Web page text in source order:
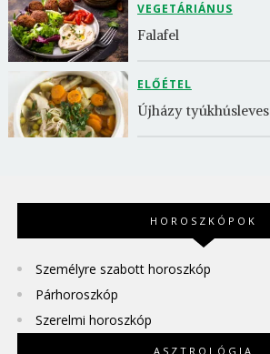
VEGETÁRIÁNUS
Falafel
ELŐÉTEL
Újházy tyúkhúsleves
HOROSZKÓPOK
Személyre szabott horoszkóp
Párhoroszkóp
Szerelmi horoszkóp
ASZTROLÓGIA